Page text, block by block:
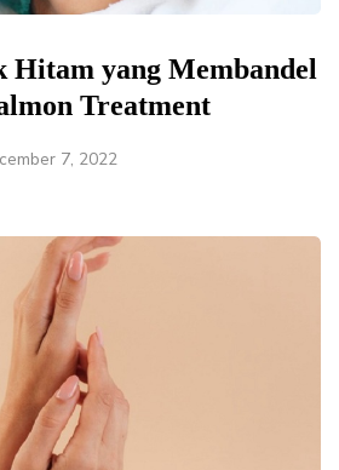
Hitam yang Membandel
Treatment
7, 2022